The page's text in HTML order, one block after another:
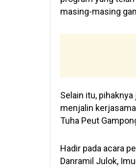
masing-masing
Selain itu,
menjalin
Tuha Peut
Hadir pada acara
Danramil Julok,